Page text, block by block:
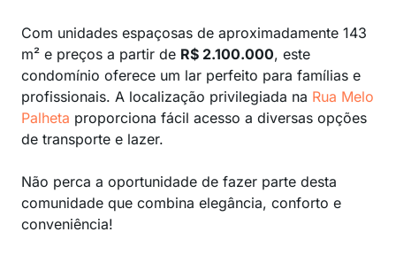
Com unidades espaçosas de aproximadamente 143
m² e preços a partir de R$ 2.100.000, este
condomínio oferece um lar perfeito para famílias e
profissionais. A localização privilegiada na Rua Melo
Palheta proporciona fácil acesso a diversas opções
de transporte e lazer.
Não perca a oportunidade de fazer parte desta
comunidade que combina elegância, conforto e
conveniência!